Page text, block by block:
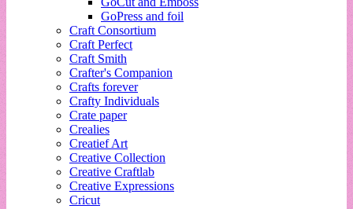
GoPress and foil
Craft Consortium
Craft Perfect
Craft Smith
Crafter's Companion
Crafts forever
Crafty Individuals
Crate paper
Crealies
Creatief Art
Creative Collection
Creative Craftlab
Creative Expressions
Cricut